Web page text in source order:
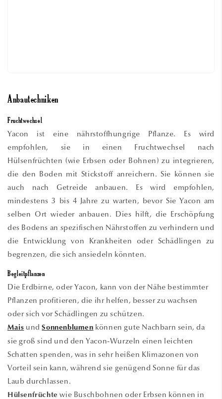
Anbautechniken
Fruchtwechsel
Yacon ist eine nährstoffhungrige Pflanze. Es wird
empfohlen, sie in einen Fruchtwechsel nach
Hülsenfrüchten (wie Erbsen oder Bohnen) zu integrieren,
die den Boden mit Stickstoff anreichern. Sie können sie
auch nach Getreide anbauen. Es wird empfohlen,
mindestens 3 bis 4 Jahre zu warten, bevor Sie Yacon am
selben Ort wieder anbauen. Dies hilft, die Erschöpfung
des Bodens an spezifischen Nährstoffen zu verhindern und
die Entwicklung von Krankheiten oder Schädlingen zu
begrenzen, die sich ansiedeln könnten.
Begleitpflanzen
Die Erdbirne, oder Yacon, kann von der Nähe bestimmter
Pflanzen profitieren, die ihr helfen, besser zu wachsen
oder sich vor Schädlingen zu schützen.
Mais undSonnenblumen können gute Nachbarn sein, da
sie groß sind und den Yacon-Wurzeln einen leichten
Schatten spenden, was in sehr heißen Klimazonen von
Vorteil sein kann, während sie genügend Sonne für das
Laub durchlassen.
Hülsenfrüchte wie Buschbohnen oder Erbsen können in